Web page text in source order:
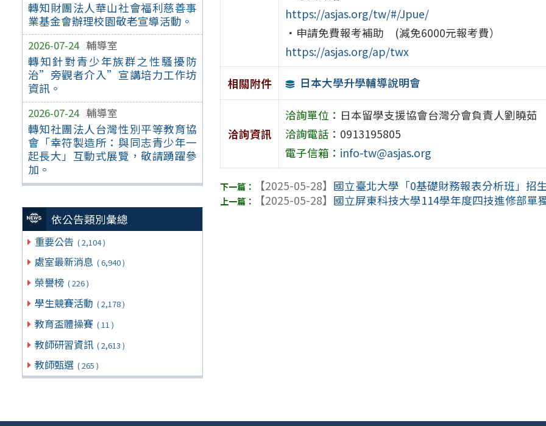
轉知財團法人華山社會福利慈善事
業基金會辦理校園敬老宣導活動。
2026-07-24 輔導室
轉知針對青少年族群之性騷擾防
治”旁觀者介入”宣講培力工作坊
資訊。
2026-07-24 輔導室
轉知社團法人台灣性別平等教育協
會「幸符製造所：與同志青少年一
起長大」互動式展覽，敬請踴躍參
加。
依公告類別彙總
重要公告 ( 2,104 )
處室最新消息 ( 6,940 )
榮譽榜 ( 226 )
學生競賽活動 ( 2,178 )
教育盃體操賽 ( 11 )
教師研習資訊 ( 2,613 )
教師甄選 ( 265 )
https://asjas.org/tw/#/Jpue/
・申請免費報考補助 (減免6000元報考費）
https://asjas.org/ap/twx
相關附件 日本大學升學輔導說明會
洽詢資訊
洽詢單位： 日本留學支援協會台灣分會負責人劉曉茹
洽詢電話： 0913195805
電子信箱： info-tw@asjas.org
【2025-05-28】 國立臺北大學「0基礎財務報表分析班」招
【2025-05-28】 國立屏東科技大學114學年度四技進修部單